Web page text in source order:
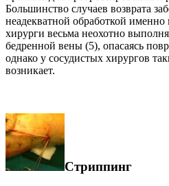
Большинство случаев возврата
неадекватной обработкой
хирурги весьма неохотно
бедренной вены (5), опасаясь
однако у сосудистых хирургов
возникает.
Стриппинг